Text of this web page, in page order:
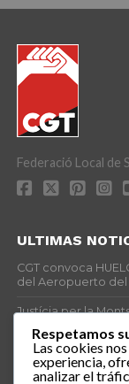
Federació Local de
ULTIMAS
CGT convoca
del Aeropuerto del
Justícia per la
25J – Día Mundial
ERE encubierto en
Respetamos
Las cookies
experiencia,
analizar el